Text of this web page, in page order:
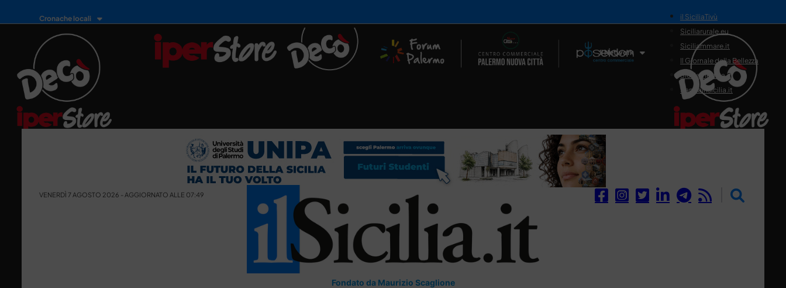
Cronache locali
Il Network
il SiciliaTivù
Siciliarurale.eu
Siciliammare.it
Il Giornale della Bellezza
Siciliamedica.it
Sanitainsicilia.it
VENERDÌ 7 AGOSTO 2026 - AGGIORNATO ALLE 07:49
Fondato da Maurizio Scaglione